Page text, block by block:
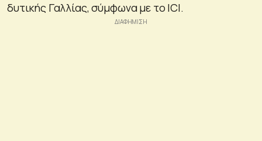
δυτικής Γαλλίας, σύμφωνα με το ICI.